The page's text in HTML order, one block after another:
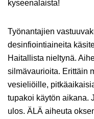
kyseenalaista!
Työnantajien
desinfiointiaineita
Haitallista nieltynä.
silmävaurioita. Erittäin
vesieliöille,
tupakoi käytön aikana.
ulos. ÄLÄ aiheuta